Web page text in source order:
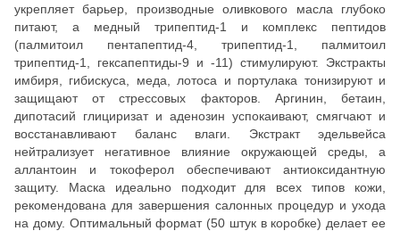
укрепляет барьер, производные оливкового масла глубоко
питают, а медный трипептид-1 и комплекс пептидов
(палмитоил пентапептид-4, трипептид-1, палмитоил
трипептид-1, гексапептиды-9 и -11) стимулируют. Экстракты
имбиря, гибискуса, меда, лотоса и портулака тонизируют и
защищают от стрессовых факторов. Аргинин, бетаин,
дипотасий глициризат и аденозин успокаивают, смягчают и
восстанавливают баланс влаги. Экстракт эдельвейса
нейтрализует негативное влияние окружающей среды, а
аллантоин и токоферол обеспечивают антиоксидантную
защиту. Маска идеально подходит для всех типов кожи,
рекомендована для завершения салонных процедур и ухода
на дому. Оптимальный формат (50 штук в коробке) делает ее